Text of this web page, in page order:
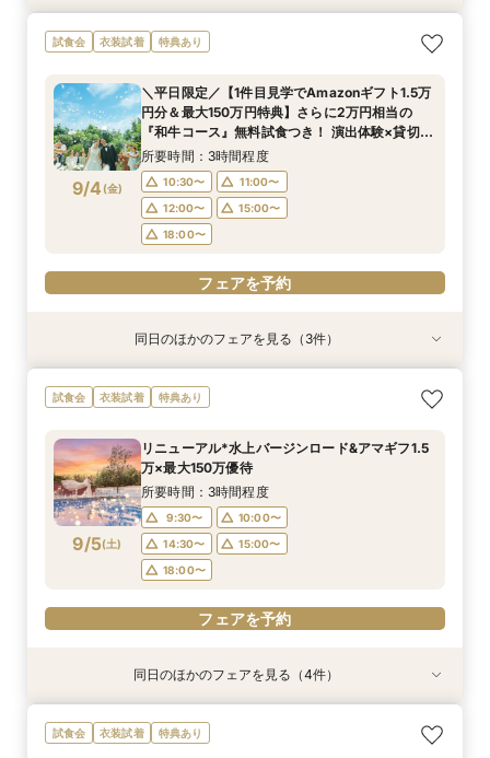
9/3(木)
＜初めての式場見学＞心躍る花嫁の第一歩♪ゆっ
たり相談＆見学会
10:30〜
11:00〜
12:00〜
15:00〜
18:00〜
フェアを予約
9/3(木)
<30名までの少人数Wに◎>貸切邸宅で叶えるカ
ジュアル婚×試食会
10:30〜
11:00〜
12:00〜
15:00〜
18:00〜
フェアを予約
9/3(木)
直前予約OK◆クイック相談会◆90分でParty見
学＆見積り&会場比較
10:30〜
11:00〜
15:00〜
16:00〜
フェアを予約
試食会 衣装試着 特典あり
9/4 (金)
＼平日限定／【1件目見学でAmazonギフト1.5万
円分＆最大150万円特典】さらに2万円相当の
『和牛コース』無料試食つき！ 演出体験×貸切邸
宅ツアー×見積もり相談会
所要時間：3時間程度
10:30〜
11:00〜
12:00〜
15:00〜
18:00〜
フェアを予約
衣装試着 特典あり
9/4(金)
＜初めての式場見学＞心躍る花嫁の第一歩♪ゆっ
たり相談＆見学会
10:30〜
11:00〜
12:00〜
15:00〜
18:00〜
フェアを予約
特典あり
9/4(金)
<30名までの少人数Wに◎>貸切邸宅で叶えるカ
ジュアル婚×試食会
10:30〜
11:00〜
12:00〜
15:00〜
18:00〜
フェアを予約
9/4(金)
直前予約OK◆クイック相談会◆90分でParty見
学＆見積り&会場比較
10:30〜
11:00〜
15:00〜
16:00〜
フェアを予約
同日のほかのフェアを見る（3件）
試食会 衣装試着 特典あり
9/5(土)
リニューアル*水上バージンロード&アマギフ1.5
万×最大150万優待
所要時間：3時間程度
9:30〜
10:00〜
14:30〜
15:00〜
18:00〜
フェアを予約
特典あり 動画あり
【マイナビBIG限定フェア】《初見学におすすめ
◎》イメージが膨らむ*花嫁ALL体験&絶品試食
特典あり
【料理重視の方へ◎】和牛&オマール試食*料理
特典付*2.5h相談会
特典あり
ご予算重視の方へ◆シンプル婚＆パパママ婚◆お
見積徹底サポート
特典あり
【10～30名*少人数検討の方へ】貸切邸宅で叶え
るアットホームW×豪華試食
同日のほかのフェアを見る（4件）
試食会 衣装試着 特典あり